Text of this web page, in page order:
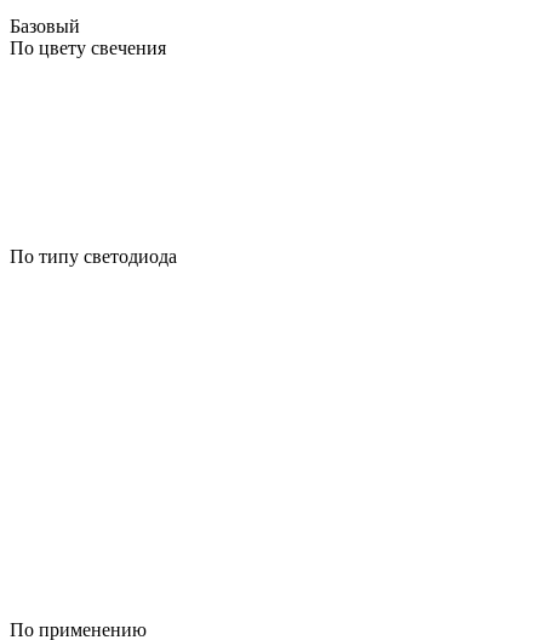
Базовый
По цвету свечения
По типу светодиода
По применению